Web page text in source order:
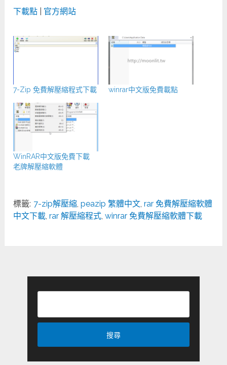
下載點 官方網站
7-Zip 免費解壓縮程式下載 winrar中文版免費載點
WinRAR中文版免費下載
老牌解壓縮軟體
標籤: 7-zip解壓縮,peazip 繁體中文,rar 免費解壓縮軟體
中文下載,rar 解壓縮程式,winrar 免費解壓縮軟體下載